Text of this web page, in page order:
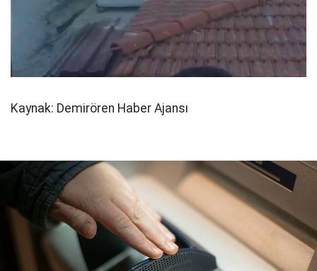
Kaynak: Demirören Haber Ajansı